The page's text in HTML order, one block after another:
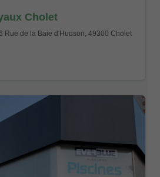
Cholet
Rue de la Baie d'Hudson, 49300 Cholet